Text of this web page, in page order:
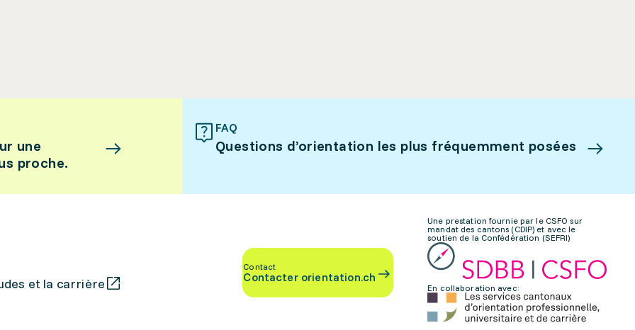
une
proche.
FAQ
Questions d’orientation les plus fréquemment posées
et la carrière
Contact
Contacter orientation.ch
Une prestation fournie par le CSFO sur
mandat des cantons (CDIP) et avec le
soutien de la Confédération (SEFRI)
En collaboration avec: